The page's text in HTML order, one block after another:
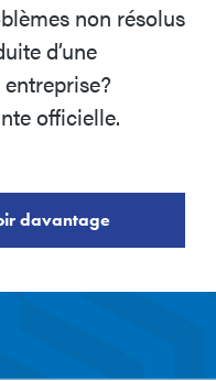
non résolus
d’une
entreprise?
officielle.
davantage